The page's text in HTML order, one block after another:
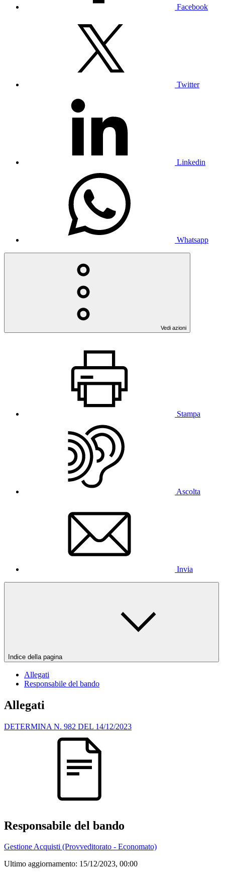
Facebook
Twitter
Linkedin
Whatsapp
Vedi azioni
Stampa
Ascolta
Invia
Indice della pagina
Allegati
Responsabile del bando
Allegati
DETERMINA N. 982 DEL 14/12/2023
Responsabile del bando
Gestione Acquisti (Provveditorato - Economato)
Ultimo aggiornamento: 15/12/2023, 00:00